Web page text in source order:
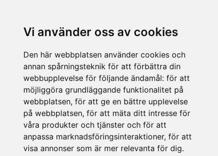
Vi använder oss av cookies
Den här webbplatsen använder cookies och
annan spårningsteknik för att förbättra din
webbupplevelse för följande ändamål: för att
möjliggöra grundläggande funktionalitet på
webbplatsen, för att ge en bättre upplevelse
på webbplatsen, för att mäta ditt intresse för
våra produkter och tjänster och för att
anpassa marknadsföringsinteraktioner, för att
visa annonser som är mer relevanta för dig.